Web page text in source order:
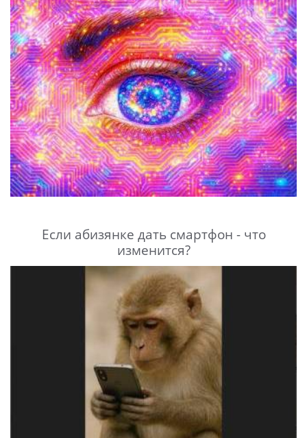
Если абизянке дать смартфон - что
изменится?